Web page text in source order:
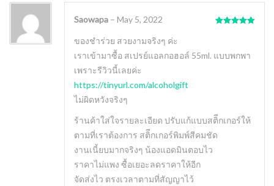
Saowapa – May 5, 2022
ของชำร่วย สวยงามจริงๆ ค่ะ
เราเข้ามาซื้อ สเปรย์แอลกอฮอล์ 55ml. แบบพกพา
เพราะรีวิวนี้เลยค่ะ
https://tinyurl.com/alcoholgift
ไม่ผิดหวังจริงๆ
ร้านค้าใส่ใจรายละเอียด ปรับแก้แบบสติีกเกอร์ให้
ตามที่เราต้องการ สติีกเกอร์พิมพ์สีคมชัด
งานเนี้ยบมากจริงๆ น้องแอดมินตอบไว
ราคาไม่แพง ซื้อเยอะลดราคาให้อีก
จัดส่งไว ตรงเวลาตามที่สัญญาไว้